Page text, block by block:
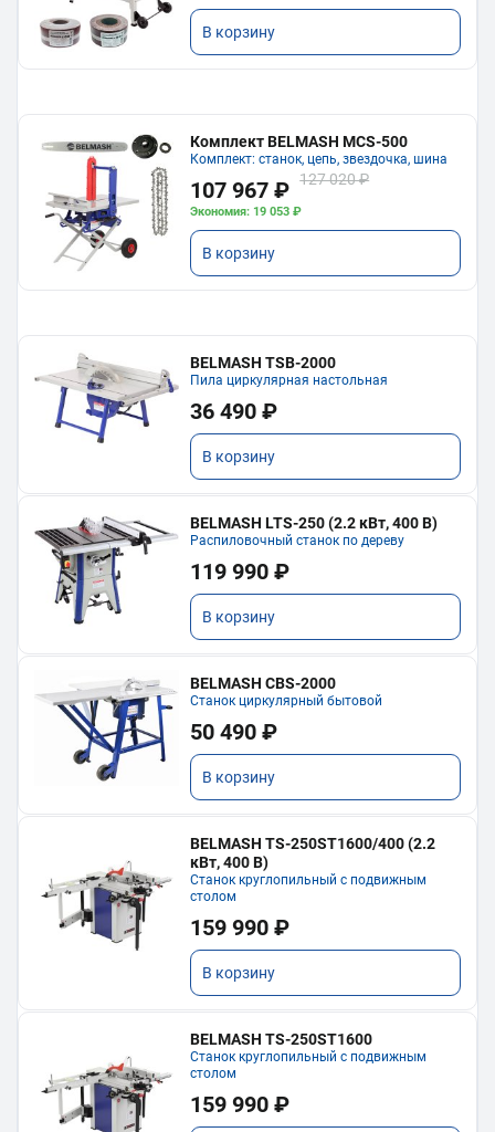
В корзину
Комплект BELMASH MCS-500
Комплект: станок, цепь, звездочка, шина
107 967 ₽ 127 020 ₽
Экономия: 19 053 ₽
В корзину
BELMASH TSB-2000
Пила циркулярная настольная
36 490 ₽
В корзину
BELMASH LTS-250 (2.2 кВт, 400 В)
Распиловочный станок по дереву
119 990 ₽
В корзину
BELMASH CBS-2000
Станок циркулярный бытовой
50 490 ₽
В корзину
BELMASH TS-250ST1600/400 (2.2
кВт, 400 В)
Станок круглопильный с подвижным
столом
159 990 ₽
В корзину
BELMASH TS-250ST1600
Станок круглопильный с подвижным
столом
159 990 ₽